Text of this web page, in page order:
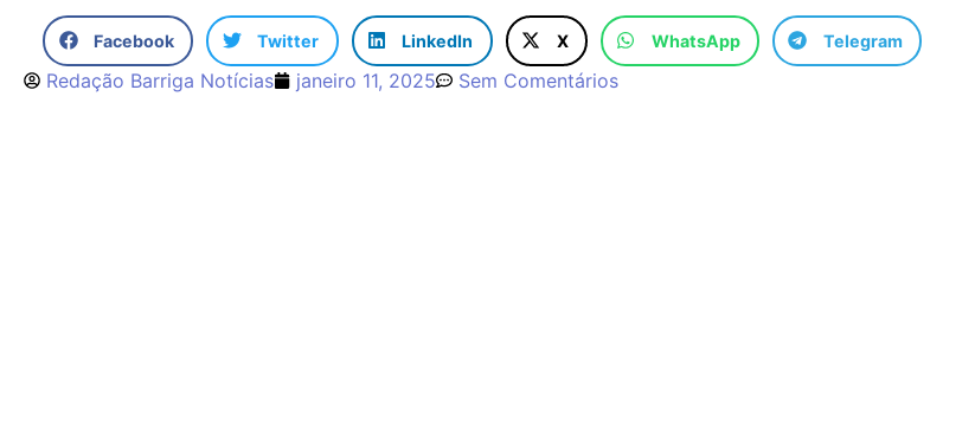
Facebook Twitter LinkedIn X WhatsApp Telegram
Redação Barriga Notícias janeiro 11, 2025 Sem Comentários